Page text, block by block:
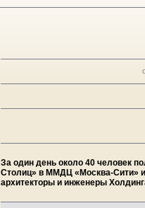
За один день около 40 человек
Столиц» в ММДЦ «Москва-Сити»
архитекторы и инженеры